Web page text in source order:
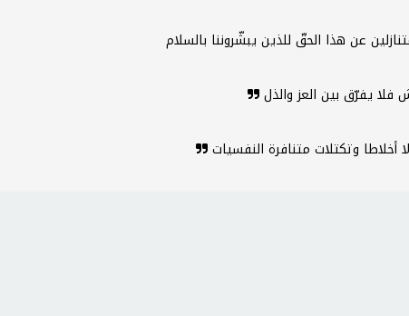
عن هذا الحقّ للذين يبشّروننا بالسلام
فلا يفرّق بين العز والذل
وتكتلات متنافرة النفسيات